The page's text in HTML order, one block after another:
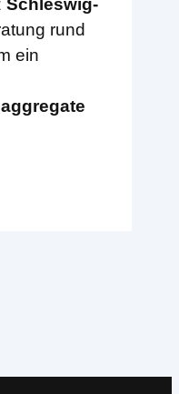
Schleswig-
rund
ein